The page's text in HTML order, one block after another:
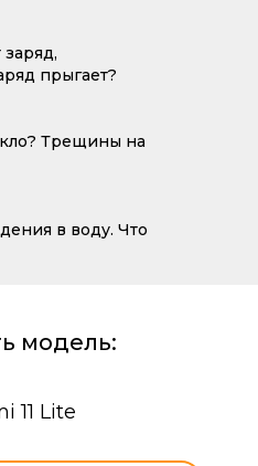
прыгает?
Трещины на
в воду. Что
модель:
11 Lite